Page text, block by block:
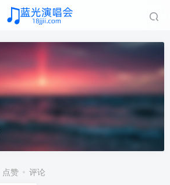
点赞 评论